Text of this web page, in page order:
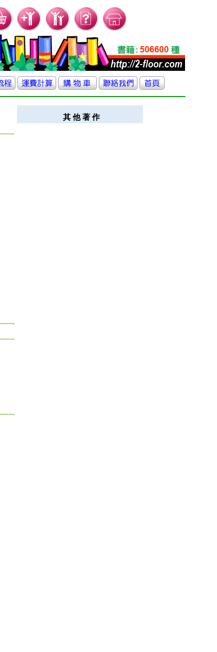
其 他 著 作